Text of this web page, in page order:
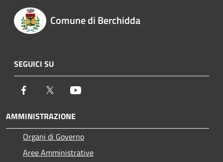
Comune di Berchidda
SEGUICI SU
Facebook Twitter
AMMINISTRAZIONE
Organi di Governo
Aree Amministrative